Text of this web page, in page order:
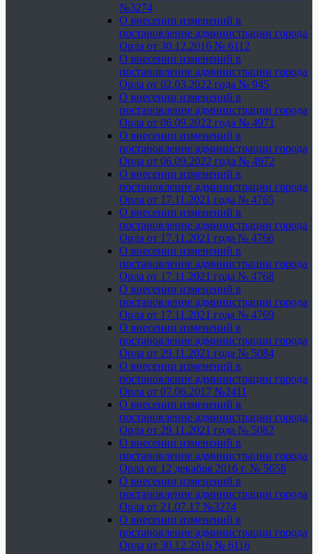
№3274
О внесении изменений в
постановление администрации города
Орла от 30.12.2016 № 6112
О внесении изменений в
постановление администрации города
Орла от 02.03.2022 года № 945
О внесении изменений в
постановление администрации города
Орла от 06.09.2022 года № 4971
О внесении изменений в
постановление администрации города
Орла от 06.09.2022 года № 4972
О внесении изменений в
постановление администрации города
Орла от 17.11.2021 года № 4765
О внесении изменений в
постановление администрации города
Орла от 17.11.2021 года № 4766
О внесении изменений в
постановление администрации города
Орла от 17.11.2021 года № 4768
О внесении изменений в
постановление администрации города
Орла от 17.11.2021 года № 4769
О внесении изменений в
постановление администрации города
Орла от 29.11.2021 года № 5084
О внесении изменений в
постановление администрации города
Орла от 07.06.2017 №2411
О внесении изменений в
постановление администрации города
Орла от 29.11.2021 года № 5082
О внесении изменений в
постановление администрации города
Орла от 12 декабря 2016 г. № 5658
О внесении изменений в
постановление администрации города
Орла от 21.07.17 №3274
О внесении изменений в
постановление администрации города
Орла от 30.12.2016 № 6116